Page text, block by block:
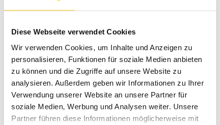
Diese Webseite verwendet Cookies
Wir verwenden Cookies, um Inhalte und Anzeigen zu
personalisieren, Funktionen für soziale Medien anbieten
zu können und die Zugriffe auf unsere Website zu
analysieren. Außerdem geben wir Informationen zu Ihrer
Verwendung unserer Website an unsere Partner für
soziale Medien, Werbung und Analysen weiter. Unsere
Partner führen diese Informationen möglicherweise mit
50%
SKINNY BLACK USED
€89,99 €44,99
SKINNY MID BLUE USED
€89,99 €44,99